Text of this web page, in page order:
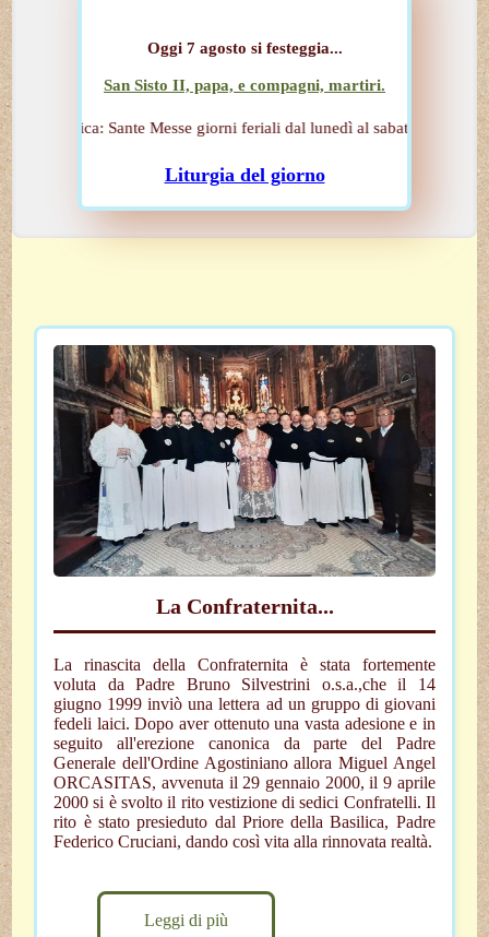
Oggi 7 agosto si festeggia...
San Sisto II, papa, e compagni, martiri.
Sante Messe giorni feriali dal lunedì al sabato: ore 08,30 -
Liturgia del giorno
La Confraternita...
La rinascita della Confraternita è stata fortemente
voluta da Padre Bruno Silvestrini o.s.a.,che il 14
giugno 1999 inviò una lettera ad un gruppo di giovani
fedeli laici. Dopo aver ottenuto una vasta adesione e in
seguito all'erezione canonica da parte del Padre
Generale dell'Ordine Agostiniano allora Miguel Angel
ORCASITAS, avvenuta il 29 gennaio 2000, il 9 aprile
2000 si è svolto il rito vestizione di sedici Confratelli. Il
rito è stato presieduto dal Priore della Basilica, Padre
Federico Cruciani, dando così vita alla rinnovata realtà.
Leggi di più